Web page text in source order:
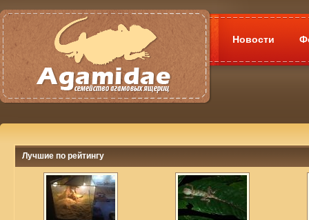
Новости
Лучшие по рейтингу